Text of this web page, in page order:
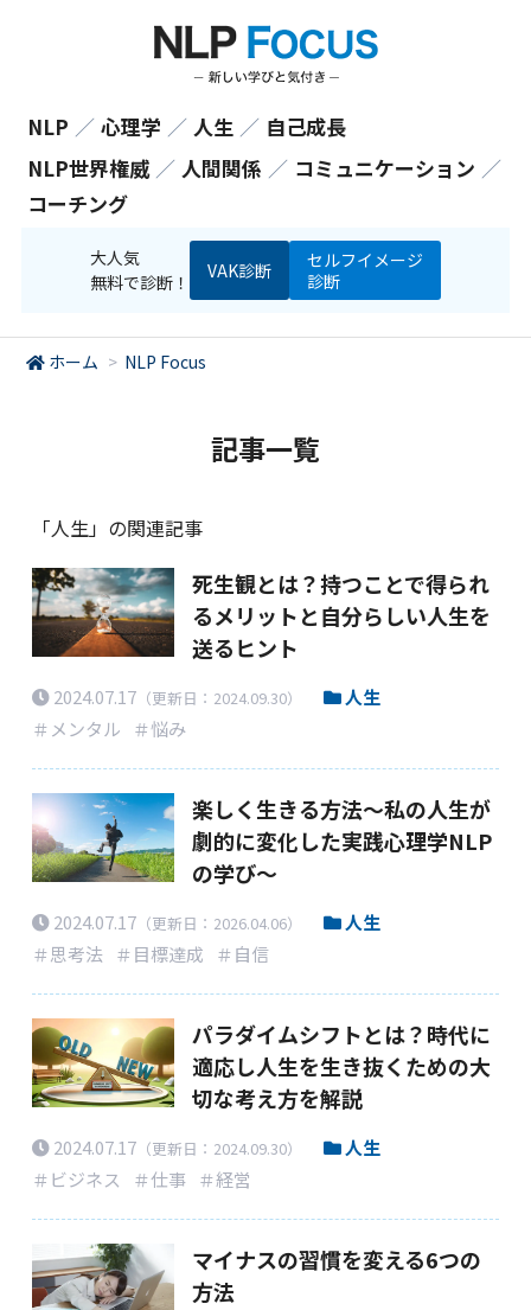
NLP ／ 心理学 ／ 人生 ／ 自己成長
NLP世界権威 ／ 人間関係 ／ コミュニケーション ／
コーチング
大人気
無料で診断！
VAK診断
セルフイメージ
診断
ホーム > NLP Focus
記事一覧
「人生」の関連記事
死生観とは？持つことで得られ
るメリットと自分らしい人生を
送るヒント
2024.07.17（更新日：2024.09.30）
人生
＃メンタル
＃悩み
楽しく生きる方法～私の人生が
劇的に変化した実践心理学NLP
の学び～
2024.07.17（更新日：2026.04.06）
人生
＃思考法 ＃目標達成 ＃自信
パラダイムシフトとは？時代に
適応し人生を生き抜くための大
切な考え方を解説
2024.07.17（更新日：2024.09.30）
人生
＃ビジネス
＃仕事 ＃経営
マイナスの習慣を変える6つの
方法